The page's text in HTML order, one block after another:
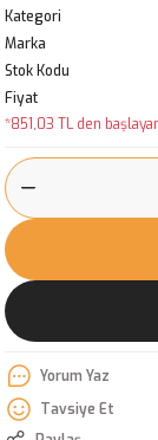
Kategori
Marka
Stok Kodu
Fiyat
*851,03 TL den
Yorum Yaz
Tavsiye Et